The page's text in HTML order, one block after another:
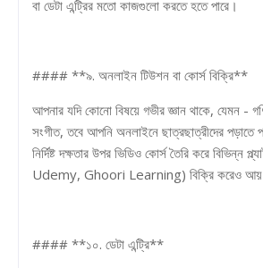
বা ডেটা এন্ট্রির মতো কাজগুলো করতে হতে পারে।
#### **৯. অনলাইন টিউশন বা কোর্স বিক্রি**
আপনার যদি কোনো বিষয়ে গভীর জ্ঞান থাকে, যেমন -
সংগীত, তবে আপনি অনলাইনে ছাত্রছাত্রীদের পড়াতে
নির্দিষ্ট দক্ষতার উপর ভিডিও কোর্স তৈরি করে বিভিন্ন
Udemy, Ghoori Learning) বিক্রি করেও আয়
#### **১০. ডেটা এন্ট্রি**